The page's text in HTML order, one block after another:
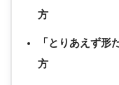
方
「とりあえず形
方